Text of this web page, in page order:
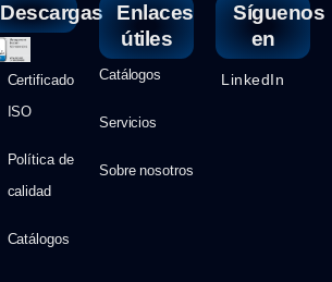
Descargas
Certificado
ISO
Política de
calidad
Catálogos
Enlaces
útiles
Catálogos
Servicios
Sobre nosotros
Síguenos
en
LinkedIn